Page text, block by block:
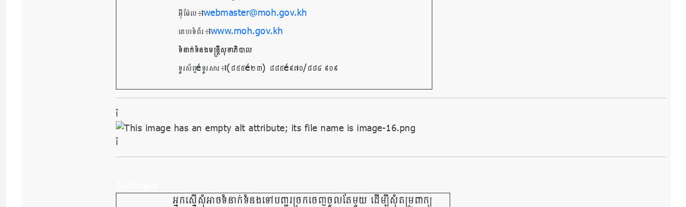
អ៊ីម៉ែល៖ webmaster@moh.gov.kh
គេហទំព័រ៖ www.moh.gov.kh
ទំនាក់ទំនងមន្ត្រីសុខាភិបាល
ទូរស័ព្ទ–ទូរសារ៖ ( ៨៥៥–២៣) ៨៨៥–៩៧០/៨៨៤ ៩០៩
អ្នកស្នើសុំអាចទំនាក់ទំនងទៅបញ្ជរច្រកចេញចូលតែមួយ​ ដើម្បីសុំគម្រូពាក្យ